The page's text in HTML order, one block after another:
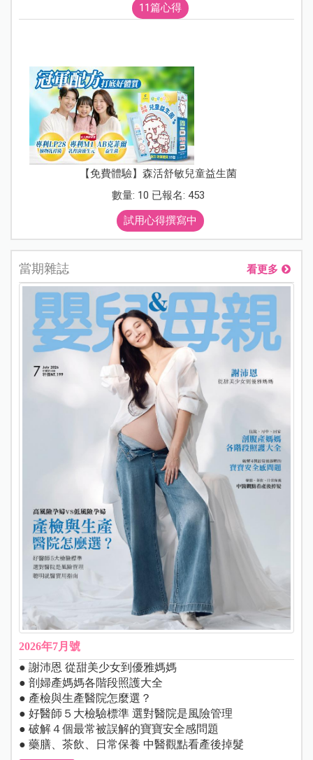
11篇心得
【免費體驗】森活舒敏兒童益生菌
數量: 10 已報名: 453
試用心得撰寫中
當期雜誌 看更多
2026年7月號
● 謝沛恩 從甜美少女到優雅媽媽
● 剖婦產媽媽各階段照護大全
● 產檢與生產醫院怎麼選？
● 好醫師５大檢驗標準 選對醫院是風險管理
● 破解４個最常被誤解的寶寶安全感問題
● 藥膳、茶飲、日常保養 中醫觀點看產後掉髮